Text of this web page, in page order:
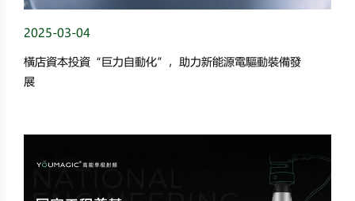
2025-03-04
橫店資本投資“巨力自動化”，助力新能源電驅動裝備發
展